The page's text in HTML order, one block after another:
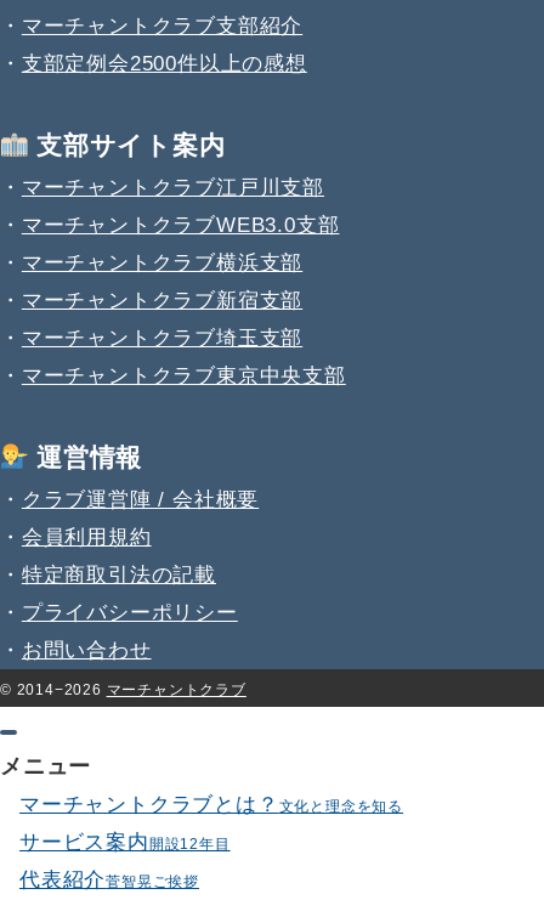
・ マーチャントクラブ支部紹介
・ 支部定例会2500件以上の感想
支部サイト案内
・ マーチャントクラブ江戸川支部
・ マーチャントクラブWEB3.0支部
・ マーチャントクラブ横浜支部
・ マーチャントクラブ新宿支部
・ マーチャントクラブ埼玉支部
・ マーチャントクラブ東京中央支部
運営情報
・ クラブ運営陣 / 会社概要
・ 会員利用規約
・ 特定商取引法の記載
・ プライバシーポリシー
・ お問い合わせ
© 2014−2026 マーチャントクラブ
メニュー
マーチャントクラブとは？ 文化と理念を知る
サービス案内開設12年目
代表紹介菅智晃ご挨拶